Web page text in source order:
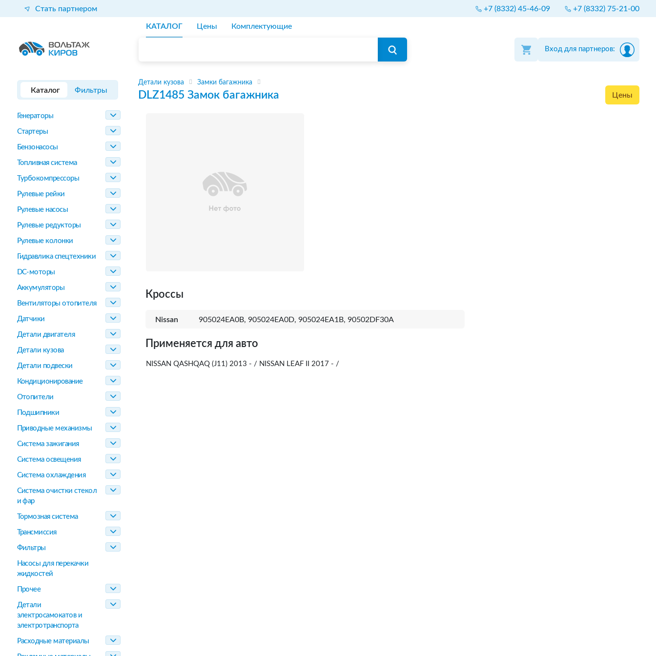
Стать партнером +7 (8332) 45-46-09 +7 (8332) 75-21-00
КАТАЛОГ Цены Комплектующие
Вход для партнеров:
Каталог Фильтры
Генераторы
Стартеры
Бензонасосы
Топливная система
Турбокомпрессоры
Рулевые рейки
Рулевые насосы
Рулевые редукторы
Рулевые колонки
Гидравлика спецтехники
DC-моторы
Аккумуляторы
Вентиляторы отопителя
Датчики
Детали двигателя
Детали кузова
Детали подвески
Кондиционирование
Отопители
Подшипники
Приводные механизмы
Система зажигания
Система освещения
Система охлаждения
Система очистки стекол
и фар
Тормозная система
Трансмиссия
Фильтры
Насосы для перекачки
жидкостей
Прочее
Детали
электросамокатов и
электротранспорта
Расходные материалы
Детали кузова Замки багажника
DLZ1485 Замок багажника Цены
Кроссы
Nissan 905024EA0B, 905024EA0D, 905024EA1B, 90502DF30A
Применяется для авто
NISSAN QASHQAQ (J11) 2013 - / NISSAN LEAF II 2017 - /